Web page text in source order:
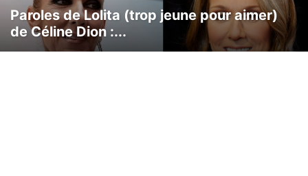
Paroles de Lolita (trop jeune pour aimer)
de Céline Dion :...